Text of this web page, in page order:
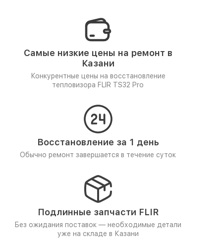
Самые низкие цены на ремонт в
Казани
Конкурентные цены на восстановление
тепловизора FLIR TS32 Pro
Восстановление за 1 день
Обычно ремонт завершается в течение суток
Подлинные запчасти FLIR
Без ожидания поставок — необходимые детали
уже на складе в Казани